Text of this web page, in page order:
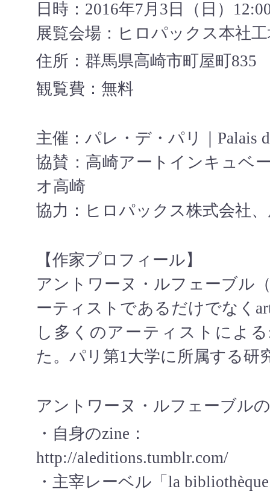
日時：2016年7月3日（日）
展覧会場：ヒロパックス本社
住所：群馬県高崎市町屋町835
観覧費：無料
主催：パレ・デ・パリ｜Palais
協賛：高崎アートインキュベ
オ高崎
協力：ヒロパックス株式会社
【作家プロフィール】
アントワーヌ・ルフェーブル
ーティストであるだけでなく
し多くのアーティストによ
た。パリ第1大学に所属する研
アントワーヌ・ルフェーブル
・自身のzine：
http://aleditions.tumblr.com/
・主宰レーベル「la